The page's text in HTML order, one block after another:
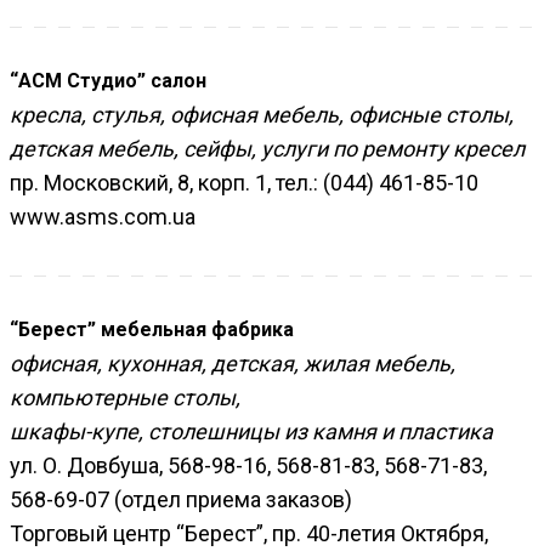
“АСМ Студио” салон
кресла, стулья, офисная мебель, офисные столы,
детская мебель, сейфы, услуги по ремонту кресел
пр. Московский, 8, корп. 1, тел.: (044) 461-85-10
www.asms.com.ua
“Берест” мебельная фабрика
офисная, кухонная, детская, жилая мебель,
компьютерные столы,
шкафы-купе, столешницы из камня и пластика
ул. О. Довбуша, 568-98-16, 568-81-83, 568-71-83,
568-69-07 (отдел приема заказов)
Торговый центр “Берест”, пр. 40-летия Октября,